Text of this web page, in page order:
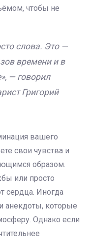
чтобы не
слова. Это —
времени и в
— говорил
Григорий
вашего
свои чувства и
образом.
или просто
сердца. Иногда
анекдоты, которые
Однако если